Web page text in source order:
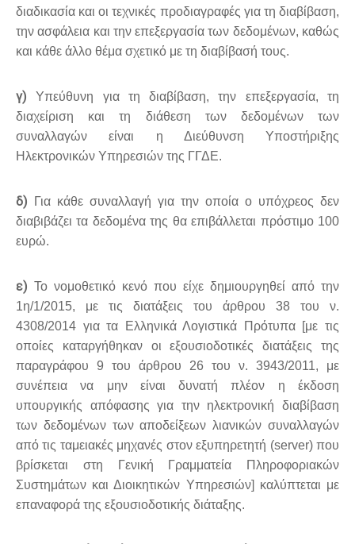
διαδικασία και οι τεχνικές προδιαγραφές για τη διαβίβαση,
την ασφάλεια και την επεξεργασία των δεδομένων, καθώς
και κάθε άλλο θέμα σχετικό με τη διαβίβασή τους.
γ) Υπεύθυνη για τη διαβίβαση, την επεξεργασία, τη
διαχείριση και τη διάθεση των δεδομένων των
συναλλαγών είναι η Διεύθυνση Υποστήριξης
Ηλεκτρονικών Υπηρεσιών της ΓΓΔΕ.
δ)
Για κάθε συναλλαγή για την οποία ο υπόχρεος δεν
διαβιβάζει τα δεδομένα της θα επιβάλλεται πρόστιμο 100
ευρώ.
ε) Το νομοθετικό κενό που είχε δημιουργηθεί από την
1η/1/2015, με τις διατάξεις του άρθρου 38 του ν.
4308/2014 για τα Ελληνικά Λογιστικά Πρότυπα [με τις
οποίες καταργήθηκαν οι εξουσιοδοτικές διατάξεις της
παραγράφου 9 του άρθρου 26 του ν. 3943/2011, με
συνέπεια να μην είναι δυνατή πλέον η έκδοση
υπουργικής απόφασης για την ηλεκτρονική διαβίβαση
των δεδομένων των αποδείξεων λιανικών συναλλαγών
από τις ταμειακές μηχανές στον εξυπηρετητή (server) που
βρίσκεται στη Γενική Γραμματεία Πληροφοριακών
Συστημάτων και Διοικητικών Υπηρεσιών] καλύπτεται με
επαναφορά της εξουσιοδοτικής διάταξης.